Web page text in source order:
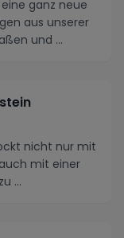
ganz neue
aus unserer
und ...
nicht nur mit
mit einer
...